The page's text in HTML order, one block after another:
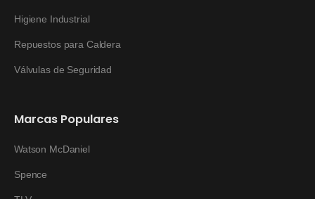
Higiene Industrial
Repuestos para Caldera
Válvulas de Seguridad
Marcas Populares
Watson McDaniel
Spence